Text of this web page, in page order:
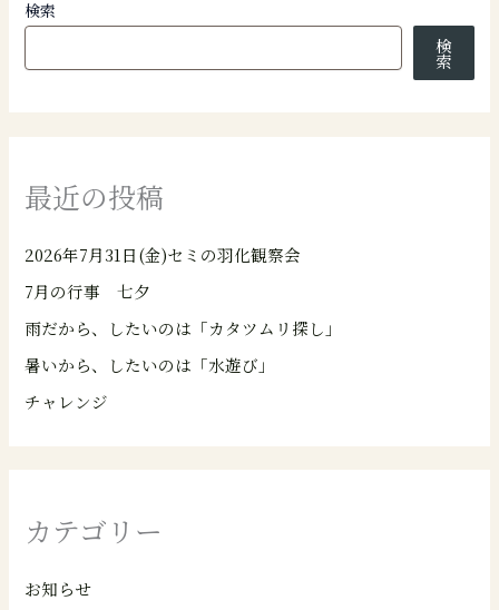
検索
検
索
最近の投稿
2026年7月31日(金)セミの羽化観察会
7月の行事 七夕
雨だから、したいのは「カタツムリ探し」
暑いから、したいのは「水遊び」
チャレンジ
カテゴリー
お知らせ